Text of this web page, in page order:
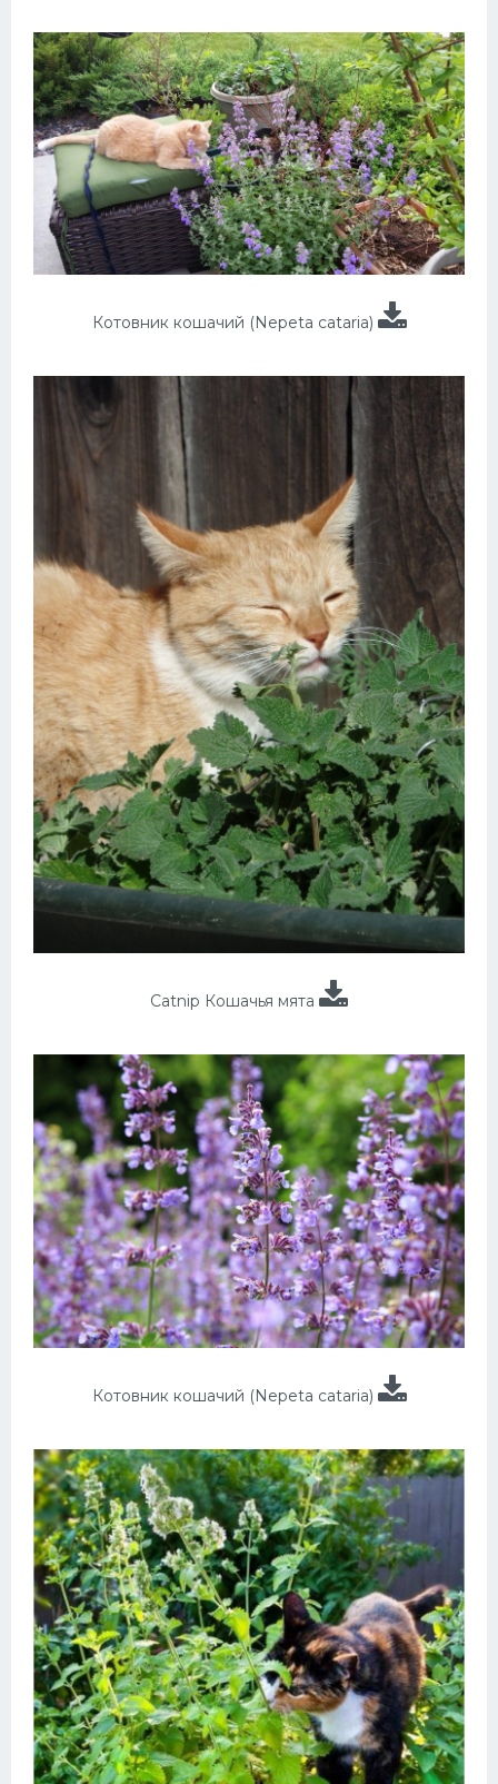
Котовник кошачий (Nepeta cataria)
Catnip Кошачья мята
Котовник кошачий (Nepeta cataria)